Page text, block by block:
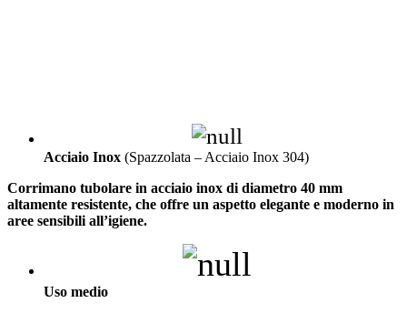
Acciaio Inox (Spazzolata – Acciaio Inox 304)
Corrimano tubolare in acciaio inox di diametro 40 mm
altamente resistente, che offre un aspetto elegante e moderno in
aree sensibili all’igiene.
Uso medio